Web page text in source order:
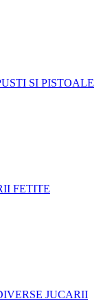
SI PISTOALE
FETITE
JUCARII